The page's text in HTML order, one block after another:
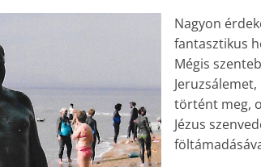
Nagyon
fantasztikus
Mégis
történt meg,
Jézus